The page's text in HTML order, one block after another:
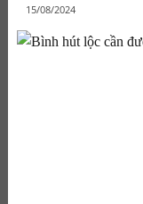
15/08/2024